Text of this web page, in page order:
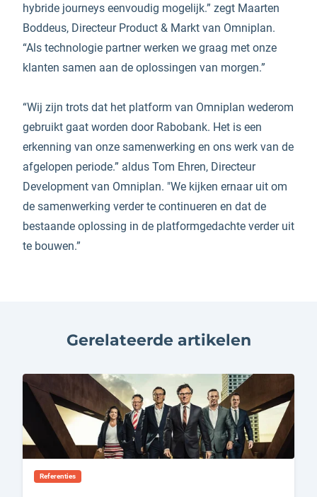
hybride journeys eenvoudig mogelijk.” zegt Maarten
Boddeus, Directeur Product & Markt van Omniplan.
“Als technologie partner werken we graag met onze
klanten samen aan de oplossingen van morgen.”
“Wij zijn trots dat het platform van Omniplan wederom
gebruikt gaat worden door Rabobank. Het is een
erkenning van onze samenwerking en ons werk van de
afgelopen periode.” aldus Tom Ehren, Directeur
Development van Omniplan. "We kijken ernaar uit om
de samenwerking verder te continueren en dat de
bestaande oplossing in de platformgedachte verder uit
te bouwen.”
Gerelateerde artikelen
Referenties